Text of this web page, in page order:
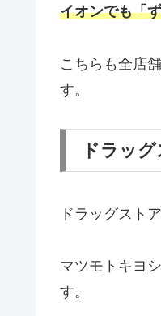
イオンでも「
こちらも全店
す。
ドラッ
ドラッグスト
マツモトキヨ
す。